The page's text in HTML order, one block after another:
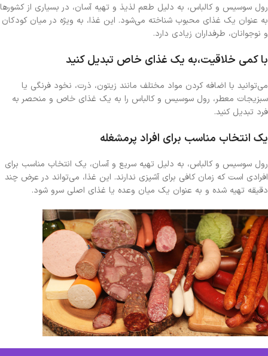
رول سوسیس و کالباس، به دلیل طعم لذیذ و تهیه آسان، در بسیاری از کشورها
به عنوان یک غذای محبوب شناخته می‌شود. این غذا، به ویژه در میان کودکان
و نوجوانان، طرفداران زیادی دارد.
با کمی خلاقیت،به یک غذای خاص تبدیل کنید
می‌توانید با اضافه کردن مواد مختلف مانند زیتون، ذرت، نخود فرنگی یا
سبزیجات معطر، رول سوسیس و کالباس را به یک غذای خاص و منحصر به
فرد تبدیل کنید.
یک انتخاب مناسب برای افراد پرمشغله
رول سوسیس و کالباس، به دلیل تهیه سریع و آسان، یک انتخاب مناسب برای
افرادی است که زمان کافی برای آشپزی ندارند. این غذا، می‌تواند در عرض چند
دقیقه تهیه شده و به عنوان یک میان وعده یا غذای اصلی سرو شود.